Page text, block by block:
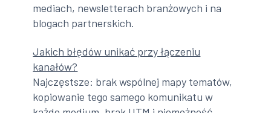
mediach, newsletterach branżowych i na
blogach partnerskich.
Jakich błędów unikać przy łączeniu
kanałów?
Najczęstsze: brak wspólnej mapy tematów,
kopiowanie tego samego komunikatu w